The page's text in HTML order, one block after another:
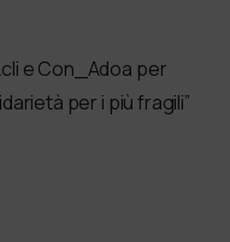
e Con_Adoa per
per i più fragili”